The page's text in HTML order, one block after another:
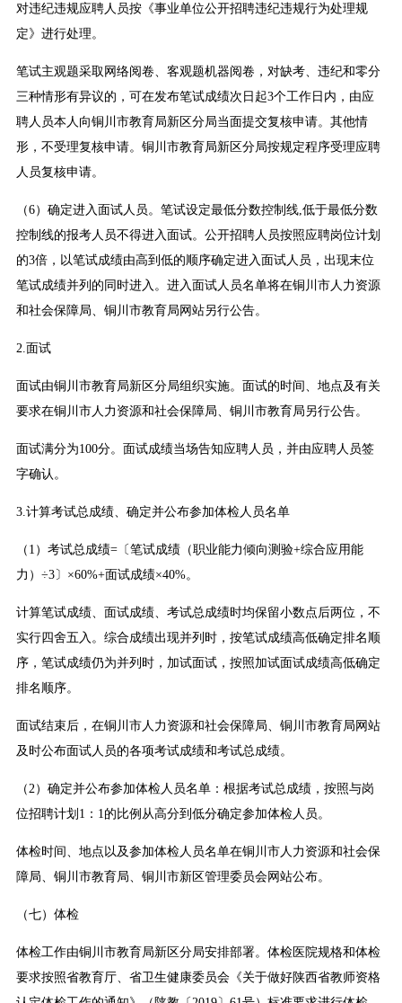
对违纪违规应聘人员按《事业单位公开招聘违纪违规行为处理规
定》进行处理。
笔试主观题采取网络阅卷、客观题机器阅卷，对缺考、违纪和零分
三种情形有异议的，可在发布笔试成绩次日起3个工作日内，由应
聘人员本人向铜川市教育局新区分局当面提交复核申请。其他情
形，不受理复核申请。铜川市教育局新区分局按规定程序受理应聘
人员复核申请。
（6）确定进入面试人员。笔试设定最低分数控制线,低于最低分数
控制线的报考人员不得进入面试。公开招聘人员按照应聘岗位计划
的3倍，以笔试成绩由高到低的顺序确定进入面试人员，出现末位
笔试成绩并列的同时进入。进入面试人员名单将在铜川市人力资源
和社会保障局、铜川市教育局网站另行公告。
2.面试
面试由铜川市教育局新区分局组织实施。面试的时间、地点及有关
要求在铜川市人力资源和社会保障局、铜川市教育局另行公告。
面试满分为100分。面试成绩当场告知应聘人员，并由应聘人员签
字确认。
3.计算考试总成绩、确定并公布参加体检人员名单
（1）考试总成绩=〔笔试成绩（职业能力倾向测验+综合应用能
力）÷3〕×60%+面试成绩×40%。
计算笔试成绩、面试成绩、考试总成绩时均保留小数点后两位，不
实行四舍五入。综合成绩出现并列时，按笔试成绩高低确定排名顺
序，笔试成绩仍为并列时，加试面试，按照加试面试成绩高低确定
排名顺序。
面试结束后，在铜川市人力资源和社会保障局、铜川市教育局网站
及时公布面试人员的各项考试成绩和考试总成绩。
（2）确定并公布参加体检人员名单：根据考试总成绩，按照与岗
位招聘计划1：1的比例从高分到低分确定参加体检人员。
体检时间、地点以及参加体检人员名单在铜川市人力资源和社会保
障局、铜川市教育局、铜川市新区管理委员会网站公布。
（七）体检
体检工作由铜川市教育局新区分局安排部署。体检医院规格和体检
要求按照省教育厅、省卫生健康委员会《关于做好陕西省教师资格